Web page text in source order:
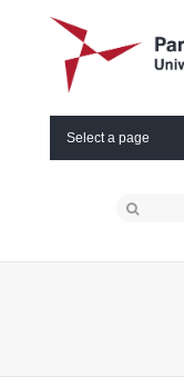
Select a page